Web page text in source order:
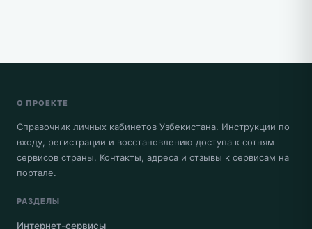
О ПРОЕКТЕ
Справочник личных кабинетов Узбекистана. Инструкции по
входу, регистрации и восстановлению доступа к сотням
сервисов страны. Контакты, адреса и отзывы к сервисам на
портале.
РАЗДЕЛЫ
Интернет-сервисы